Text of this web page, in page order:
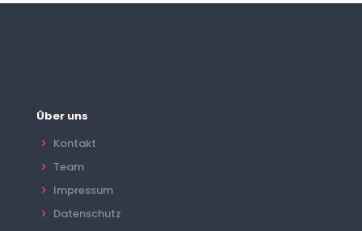
Über uns
Kontakt
Team
Impressum
Datenschutz